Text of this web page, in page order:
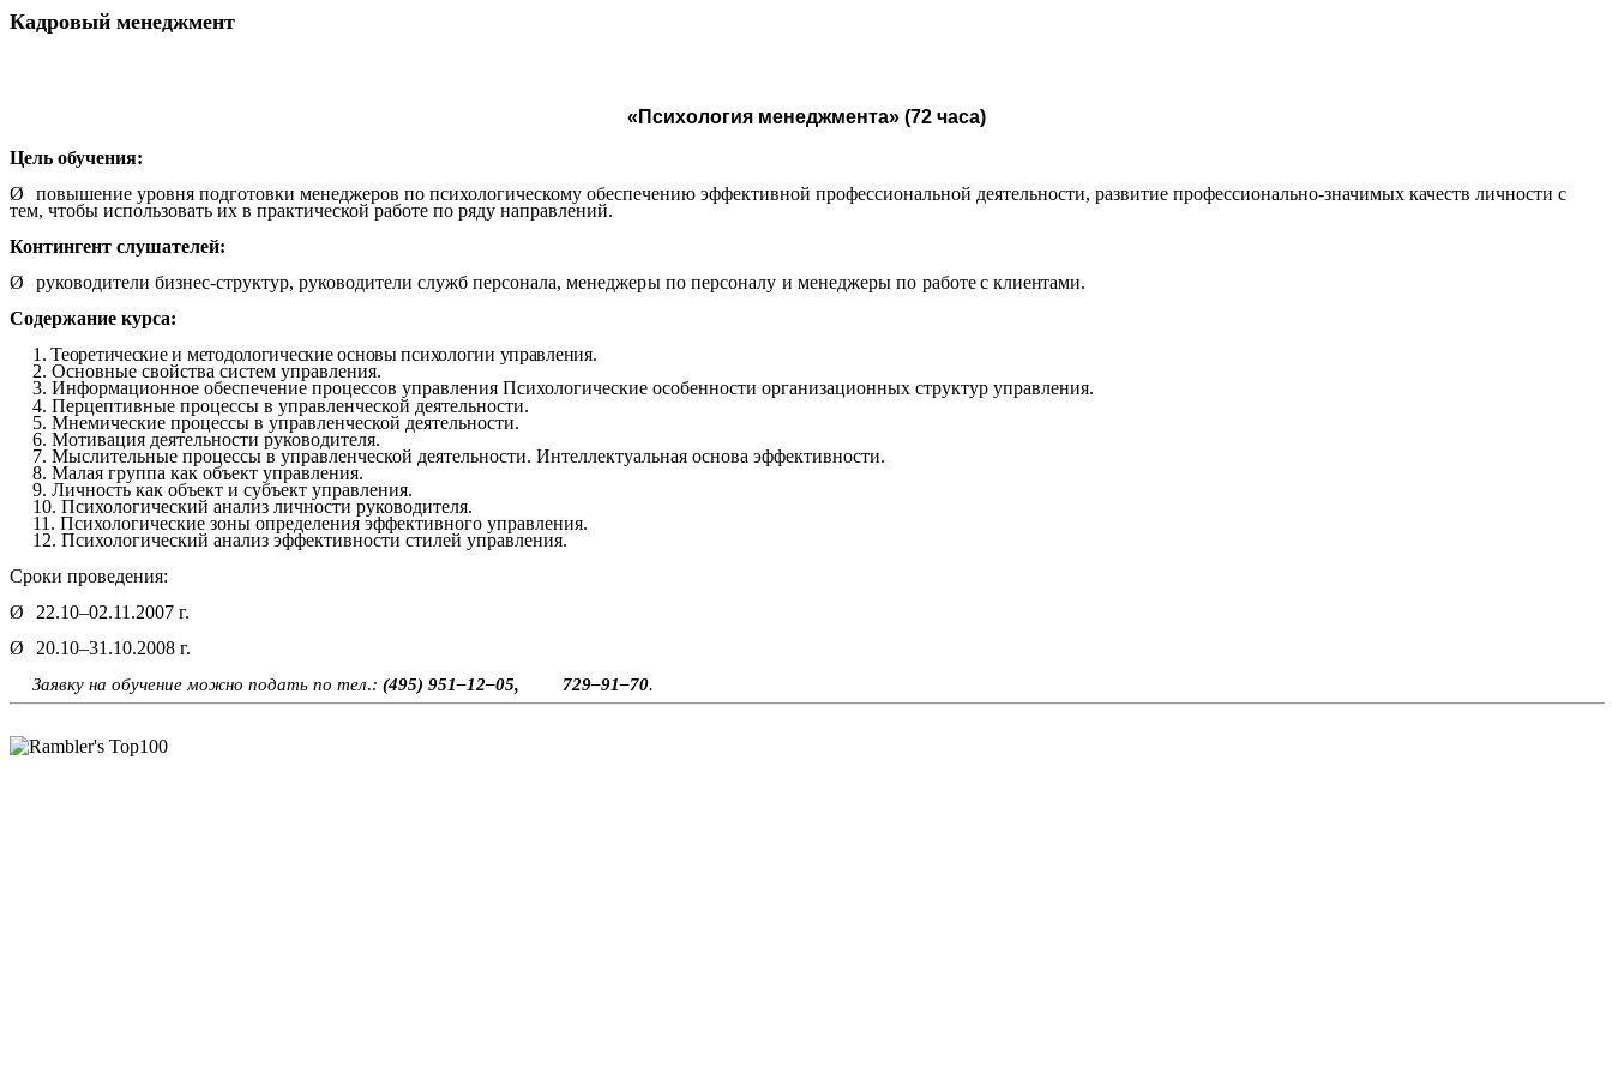
Кадровый менеджмент
«Психология менеджмента» (72 часа)
Цель обучения:
Ø
повышение уровня подготовки менеджеров по психологическому обеспечению эффективной профессиональной деятельности, развитие профессионально-значимых качеств личности с
тем, чтобы использовать их в практической работе по ряду направлений.
Контингент слушателей:
Ø
руководители бизнес-структур, руководители служб персонала, менеджеры по персоналу и менеджеры по работе с клиентами.
Содержание курса:
1. Теоретические и методологические основы психологии управления.
2. Основные свойства систем управления.
3. Информационное обеспечение процессов управления Психологические особенности организационных структур управления.
4. Перцептивные процессы в управленческой деятельности.
5. Мнемические процессы в управленческой деятельности.
6. Мотивация деятельности руководителя.
7. Мыслительные процессы в управленческой деятельности. Интеллектуальная основа эффективности.
8. Малая группа как объект управления.
9. Личность как объект и субъект управления.
10. Психологический анализ личности руководителя.
11. Психологические зоны определения эффективного управления.
12. Психологический анализ эффективности стилей управления.
Сроки проведения:
Ø
22.10–02.11.2007 г.
Ø
20.10–31.10.2008 г.
Заявку на обучение можно подать по тел.: (495) 951–12–05, 729–91–70.